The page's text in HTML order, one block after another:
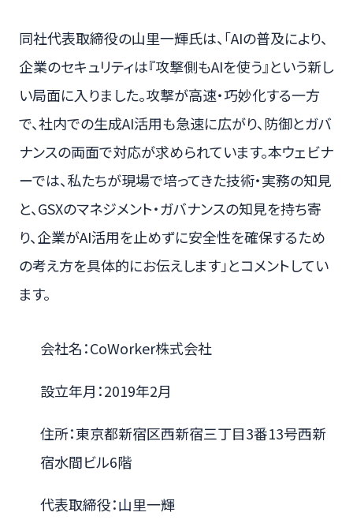
同社代表取締役の山里一輝氏は、「AIの普及により、
企業のセキュリティは『攻撃側もAIを使う』という新し
い局面に入りました。攻撃が高速・巧妙化する一方
で、社内での生成AI活用も急速に広がり、防御とガバ
ナンスの両面で対応が求められています。本ウェビナ
ーでは、私たちが現場で培ってきた技術・実務の知見
と、GSXのマネジメント・ガバナンスの知見を持ち寄
り、企業がAI活用を止めずに安全性を確保するため
の考え方を具体的にお伝えします」とコメントしてい
ます。
会社名：CoWorker株式会社
設立年月：2019年2月
住所：東京都新宿区西新宿三丁目3番13号西新
宿水間ビル6階
代表取締役：山里一輝